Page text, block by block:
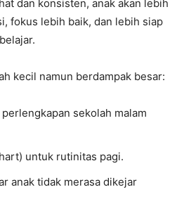
dan konsisten, anak akan lebih
fokus lebih baik, dan lebih siap
kecil namun berdampak besar:
sekolah malam
untuk rutinitas pagi.
anak tidak merasa dikejar